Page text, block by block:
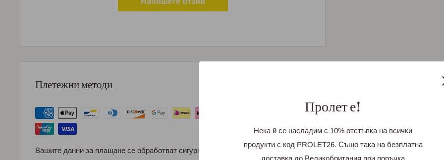
Пролет е!
Нека й се насладим с 10% отстъпка на всички
продукти с код PROLET26. Също така на безплатна
доставка до Великобритания при поръчка
Плетежни методи
Вашите данни за плащане се обработват сигурно. Ние не съхраняваме данни